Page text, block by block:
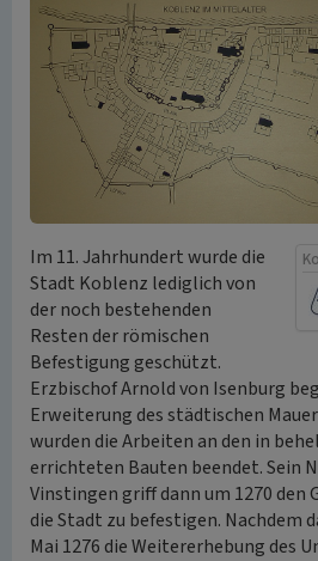
Im 11. Jahrhundert wurde die
Stadt Koblenz lediglich von
der noch bestehenden
Resten der römischen
Befestigung geschützt.
Erzbischof Arnold von Isenburg
Erweiterung des städtischen
wurden die Arbeiten an den in
errichteten Bauten beendet. Sein
Vinstingen griff dann um 1270 den
die Stadt zu befestigen. Nachdem
Mai 1276 die Weitererhebung des